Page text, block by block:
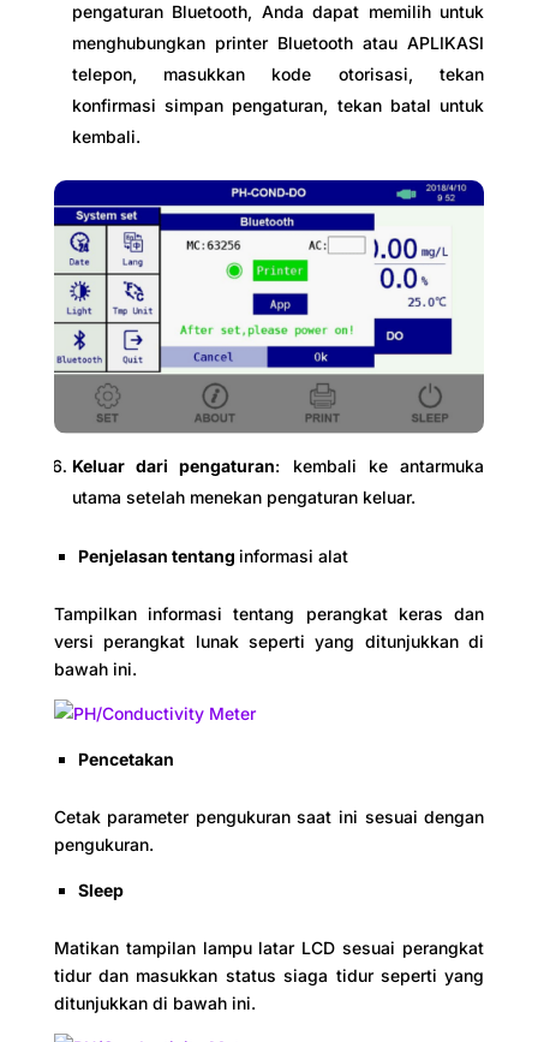
pengaturan Bluetooth, Anda dapat memilih untuk
menghubungkan printer Bluetooth atau APLIKASI
telepon, masukkan kode otorisasi, tekan
konfirmasi simpan pengaturan, tekan batal untuk
kembali.
Keluar dari pengaturan: kembali ke antarmuka
utama setelah menekan pengaturan keluar.
Penjelasan tentang informasi alat
Tampilkan informasi tentang perangkat keras dan
versi perangkat lunak seperti yang ditunjukkan di
bawah ini.
Pencetakan
Cetak parameter pengukuran saat ini sesuai dengan
pengukuran.
Sleep
Matikan tampilan lampu latar LCD sesuai perangkat
tidur dan masukkan status siaga tidur seperti yang
ditunjukkan di bawah ini.